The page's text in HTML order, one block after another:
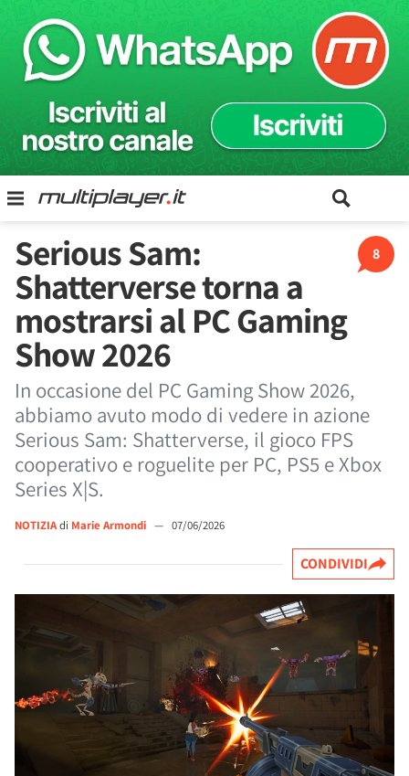
8
Serious Sam:
Shatterverse torna a
mostrarsi al PC Gaming
Show 2026
In occasione del PC Gaming Show 2026,
abbiamo avuto modo di vedere in azione
Serious Sam: Shatterverse, il gioco FPS
cooperativo e roguelite per PC, PS5 e Xbox
Series X|S.
NOTIZIAdi Marie Armondi — 07/06/2026
CONDIVIDI